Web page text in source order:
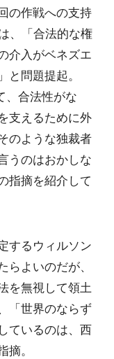
の作戦への支持
、「合法的な権
介入がベネズエ
問題提起。
、合法性がな
支えるために外
のような独裁者
うのはおかしな
指摘を紹介して
するウィルソン
よいのだが、
を無視して領土
「世界のならず
ているのは、西
。